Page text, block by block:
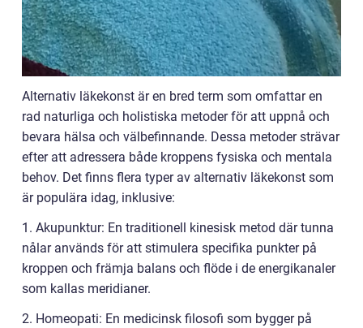
Alternativ läkekonst är en bred term som omfattar en
rad naturliga och holistiska metoder för att uppnå och
bevara hälsa och välbefinnande. Dessa metoder strävar
efter att adressera både kroppens fysiska och mentala
behov. Det finns flera typer av alternativ läkekonst som
är populära idag, inklusive:
1. Akupunktur: En traditionell kinesisk metod där tunna
nålar används för att stimulera specifika punkter på
kroppen och främja balans och flöde i de energikanaler
som kallas meridianer.
2. Homeopati: En medicinsk filosofi som bygger på